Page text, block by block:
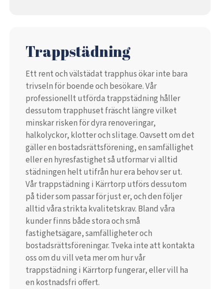
Trappstädning
Ett rent och välstädat trapphus ökar inte bara
trivseln för boende och besökare. Vår
professionellt utförda trappstädning håller
dessutom trapphuset fräscht längre vilket
minskar risken för dyra renoveringar,
halkolyckor, klotter och slitage. Oavsett om det
gäller en bostadsrättsförening, en samfällighet
eller en hyresfastighet så utformar vi alltid
städningen helt utifrån hur era behov ser ut.
Vår trappstädning i Kärrtorp utförs dessutom
på tider som passar för just er, och den följer
alltid våra strikta kvalitetskrav. Bland våra
kunder finns både stora och små
fastighetsägare, samfälligheter och
bostadsrättsföreningar. Tveka inte att kontakta
oss om du vill veta mer om hur vår
trappstädning i Kärrtorp fungerar, eller vill ha
en kostnadsfri offert.